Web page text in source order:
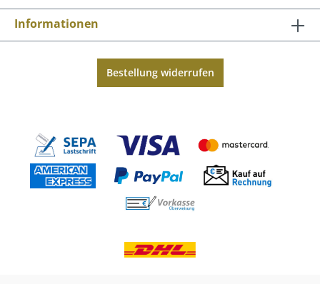
Informationen
Bestellung widerrufen